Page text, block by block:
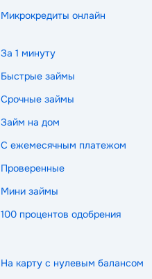
Микрокредиты онлайн
За 1 минуту
Быстрые займы
Срочные займы
Займ на дом
С ежемесячным платежом
Проверенные
Мини займы
100 процентов одобрения
На карту с нулевым балансом